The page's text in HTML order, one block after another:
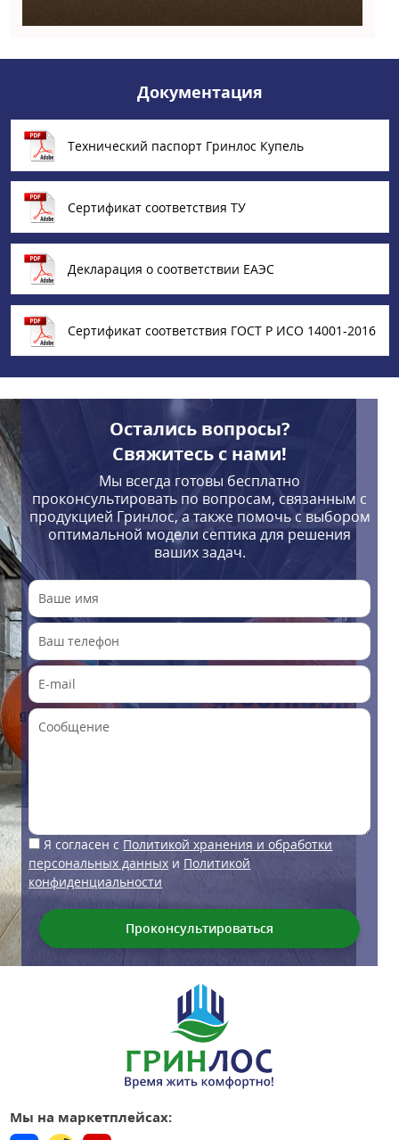
Документация
Технический паспорт Гринлос Купель
Сертификат соответствия ТУ
Декларация о соответствии ЕАЭС
Сертификат соответствия ГОСТ Р ИСО 14001-2016
Остались вопросы?
Свяжитесь с нами!
Мы всегда готовы бесплатно
проконсультировать по вопросам, связанным с
продукцией Гринлос, а также помочь с выбором
оптимальной модели септика для решения
ваших задач.
Я согласен с Политикой хранения и обработки
персональных данных и Политикой
конфиденциальности
Мы на маркетплейсах: